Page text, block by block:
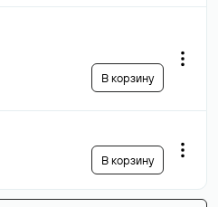
В корзину
В корзину